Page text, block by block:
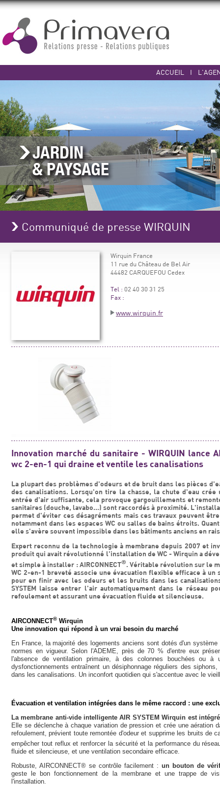
ACCUEIL I
Communiqué de presse WIRQUIN
Wirquin France
11 rue du Château de Bel Air
44482 CARQUEFOU Cedex
Tel : 02 40 30 31 25
Fax :
www.wirquin.fr
Innovation marché du sanitaire - WIRQUIN lance
wc 2-en-1 qui draine et ventile les canalisations
La plupart des problèmes d'odeurs et de bruit dans les pièces
des canalisations. Lorsqu'on tire la chasse, la chute d'eau crée
entrée d'air suffisante, cela provoque gargouillements et
sanitaires (douche, lavabo...) sont raccordés à proximité.
permet d'éviter ces désagréments mais ces travaux peuvent
notamment dans les espaces WC ou salles de bains étroits.
elle s'avère souvent impossible dans les bâtiments anciens en
Expert reconnu de la technologie à membrane depuis 2007 et
produit qui avait révolutionné l'installation de WC - Wirquin a
et simple à installer : AIRCONNECT®. Véritable révolution sur le
WC 2-en-1 breveté associe une évacuation flexible efficace à
pour en finir avec les odeurs et les bruits dans les
SYSTEM laisse entrer l'air automatiquement dans le réseau
refoulement et assurant une évacuation fluide et silencieuse.
AIRCONNECT® Wirquin
Une innovation qui répond à un vrai besoin du marché
En France, la majorité des logements anciens sont dotés d'un
normes en vigueur. Selon l'ADEME, près de 70 % d'entre eux
l'absence de ventilation primaire, à des colonnes bouchées ou à
dysfonctionnements entraînent un désiphonnage réguliers des
dans les canalisations. Un inconfort quotidien qui s'accentue avec le
Évacuation et ventilation intégrées dans le même raccord : une
La membrane anti-vide intelligente AIR SYSTEM Wirquin est
Elle se déclenche à chaque variation de pression et crée une aération
refoulement, prévient toute remontée d'odeur et supprime les bruits de
empêcher tout reflux et renforcer la sécurité et la performance du
fluide et silencieuse, et une ventilation secondaire efficace.
Robuste, AIRCONNECT® se contrôle facilement : un bouton de
geste le bon fonctionnement de la membrane et une trappe de
l'installation.